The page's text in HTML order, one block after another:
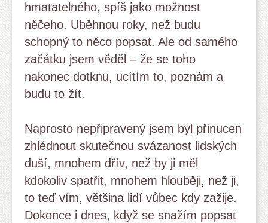
hmatatelného, spíš jako možnost
něčeho. Uběhnou roky, než budu
schopný to něco popsat. Ale od samého
začátku jsem věděl – že se toho
nakonec dotknu, ucítím to, poznám a
budu to žít.
Naprosto nepřipravený jsem byl přinucen
zhlédnout skutečnou svázanost lidských
duší, mnohem dřív, než by ji měl
kdokoliv spatřit, mnohem hlouběji, než ji,
to teď vím, většina lidí vůbec kdy zažije.
Dokonce i dnes, když se snažím popsat